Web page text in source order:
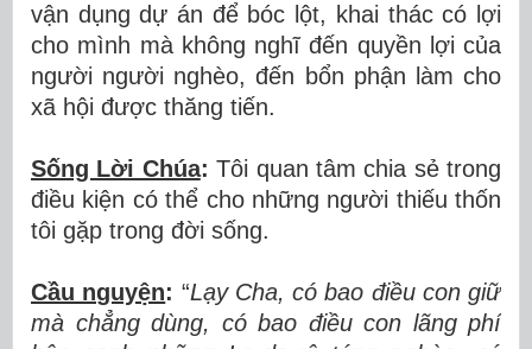
vận dụng dự án để bóc lột, khai thác có lợi
cho mình mà không nghĩ đến quyền lợi của
người người nghèo, đến bổn phận làm cho
xã hội được thăng tiến.
Sống Lời Chúa: Tôi quan tâm chia sẻ trong
điều kiện có thể cho những người thiếu thốn
tôi gặp trong đời sống.
Cầu nguyện: “Lạy Cha, có bao điều con giữ
mà chẳng dùng, có bao điều con lãng phí